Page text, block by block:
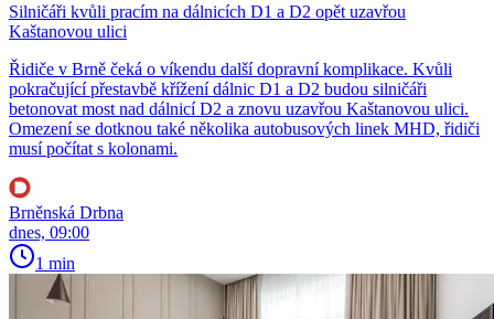
Silničáři kvůli pracím na dálnicích D1 a D2 opět uzavřou
Kaštanovou ulici
Řidiče v Brně čeká o víkendu další dopravní komplikace. Kvůli
pokračující přestavbě křížení dálnic D1 a D2 budou silničáři
betonovat most nad dálnicí D2 a znovu uzavřou Kaštanovou ulici.
Omezení se dotknou také několika autobusových linek MHD, řidiči
musí počítat s kolonami.
Brněnská Drbna
dnes, 09:00
1 min